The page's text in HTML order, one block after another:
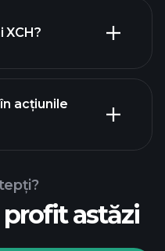
financiare
XCH?
Turneele
acțiunile
astăzi